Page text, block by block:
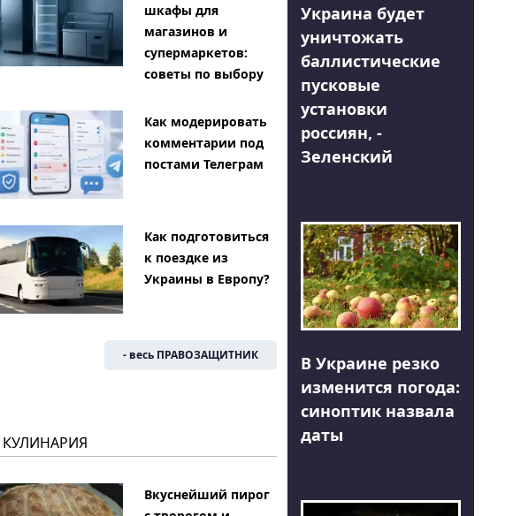
шкафы для
магазинов и
супермаркетов:
советы по выбору
Как модерировать
комментарии под
постами Телеграм
Как подготовиться
к поездке из
Украины в Европу?
- весь ПРАВОЗАЩИТНИК
КУЛИНАРИЯ
Вкуснейший пирог
Украина будет
уничтожать
баллистические
пусковые
установки
россиян, -
Зеленский
В Украине резко
изменится погода:
синоптик назвала
даты